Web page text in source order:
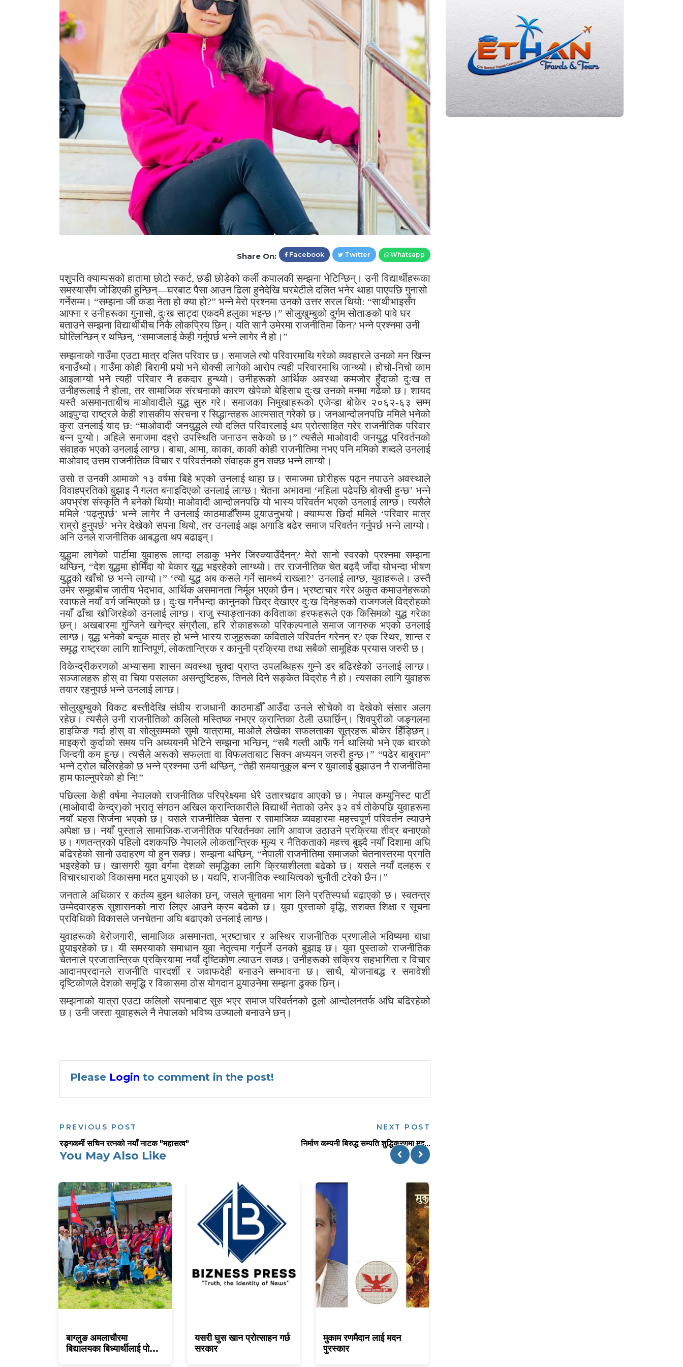
Share On: Facebook Twitter Whatsapp
पशुपति क्याम्पसको हातामा छोटो स्कर्ट, छडी छोडेको कर्ली कपालकी सम्झना भेटिन्छिन्। उनी विद्यार्थीहरूका
समस्यासँग जोडिएकी हुन्छिन्—घरबाट पैसा आउन ढिला हुनेदेखि घरबेटीले दलित भनेर थाहा पाएपछि गुनासो
गर्नेसम्म। “सम्झना जी कडा नेता हो क्या हो?” भन्ने मेरो प्रश्नमा उनको उत्तर सरल थियो: “साथीभाइसँग
आफ्ना र उनीहरूका गुनासो, दुःख साट्दा एकदमै हलुका भइन्छ।” सोलुखुम्बुको दुर्गम सोताङको पावे घर
बताउने सम्झना विद्यार्थीबीच निकै लोकप्रिय छिन्। यति सानै उमेरमा राजनीतिमा किन? भन्ने प्रश्नमा उनी
घोत्लिन्छिन् र थप्छिन्, “समाजलाई केही गर्नुपर्छ भन्ने लागेर नै हो।”
सम्झनाको गाउँमा एउटा मात्र दलित परिवार छ। समाजले त्यो परिवारमाथि गरेको व्यवहारले उनको मन खिन्न
बनाउँथ्यो। गाउँमा कोही बिरामी पर्‍यो भने बोक्सी लागेको आरोप त्यही परिवारमाथि जान्थ्यो। होचो-निचो काम
आइलाग्यो भने त्यही परिवार नै हकदार हुन्थ्यो। उनीहरूको आर्थिक अवस्था कमजोर हुँदाको दुःख त
उनीहरूलाई नै होला, तर सामाजिक संरचनाको कारण खेपेको बेहिसाब दुःख उनको मनमा गढेको छ। शायद
यस्तै असमानताबीच माओवादीले युद्ध सुरु गरे। समाजका निमुखाहरूको एजेन्डा बोकेर २०६२-६३ सम्म
आइपुग्दा राष्ट्रले केही शासकीय संरचना र सिद्धान्तहरू आत्मसात् गरेको छ। जनआन्दोलनपछि ममिले भनेको
कुरा उनलाई याद छ: “माओवादी जनयुद्धले त्यो दलित परिवारलाई थप प्रोत्साहित गरेर राजनीतिक परिवार
बन्न पुग्यो। अहिले समाजमा दह्रो उपस्थिति जनाउन सकेको छ।” त्यसैले माओवादी जनयुद्ध परिवर्तनको
संवाहक भएको उनलाई लाग्छ। बाबा, आमा, काका, काकी कोही राजनीतिमा नभए पनि ममिको शब्दले उनलाई
माओवाद उत्तम राजनीतिक विचार र परिवर्तनको संवाहक हुन सक्छ भन्ने लाग्यो।
उसो त उनकी आमाको १३ वर्षमा बिहे भएको उनलाई थाहा छ। समाजमा छोरीहरू पढ्न नपाउने अवस्थाले
विवाहप्रतिको बुझाइ नै गलत बनाइदिएको उनलाई लाग्छ। चेतना अभावमा ‘महिला पढेपछि बोक्सी हुन्छ’ भन्ने
अपभ्रंश संस्कृति नै बनेको थियो! माओवादी आन्दोलनपछि यो भास्य परिवर्तन भएको उनलाई लाग्छ। त्यसैले
ममिले ‘पढ्नुपर्छ’ भन्ने लागेर नै उनलाई काठमाडौँसम्म पुर्‍याउनुभयो। क्याम्पस छिर्दा ममिले ‘परिवार मात्र
राम्रो हुनुपर्छ’ भनेर देखेको सपना थियो, तर उनलाई अझ अगाडि बढेर समाज परिवर्तन गर्नुपर्छ भन्ने लाग्यो।
अनि उनले राजनीतिक आबद्धता थप बढाइन्।
युद्धमा लागेको पार्टीमा युवाहरू लाग्दा लडाकु भनेर जिस्क्याउँदैनन्? मेरो सानो स्वरको प्रश्नमा सम्झना
थप्छिन्, “देश युद्धमा होमिँदा यो बेकार युद्ध भइरहेको लाग्थ्यो। तर राजनीतिक चेत बढ्दै जाँदा योभन्दा भीषण
युद्धको खाँचो छ भन्ने लाग्यो।” ‘त्यो युद्ध अब कसले गर्ने सामर्थ्य राख्ला?’ उनलाई लाग्छ, युवाहरूले। उस्तै
उमेर समूहबीच जातीय भेदभाव, आर्थिक असमानता निर्मूल भएको छैन। भ्रष्टाचार गरेर अकुत कमाउनेहरूको
रवाफले नयाँ वर्ग जन्मिएको छ। दुःख गर्नेभन्दा कानुनको छिद्र देखाएर दुःख दिनेहरूको राजगजले विद्रोहको
नयाँ ढाँचा खोजिरहेको उनलाई लाग्छ। राजु स्याङ्तानका कविताका हरफहरूले एक किसिमको युद्ध गरेका
छन्। अखबारमा गुन्जिने खगेन्द्र संग्रौला, हरि रोकाहरूको परिकल्पनाले समाज जागरुक भएको उनलाई
लाग्छ। युद्ध भनेको बन्दुक मात्र हो भन्ने भास्य राजुहरूका कविताले परिवर्तन गरेनन् र? एक स्थिर, शान्त र
समृद्ध राष्ट्रका लागि शान्तिपूर्ण, लोकतान्त्रिक र कानुनी प्रक्रिया तथा सबैको सामूहिक प्रयास जरुरी छ।
विकेन्द्रीकरणको अभ्यासमा शासन व्यवस्था चुक्दा प्राप्त उपलब्धिहरू गुम्ने डर बढिरहेको उनलाई लाग्छ।
सञ्जालहरू होस् वा चिया पसलका असन्तुष्टिहरू, तिनले दिने सङ्केत विद्रोह नै हो। त्यसका लागि युवाहरू
तयार रहनुपर्छ भन्ने उनलाई लाग्छ।
सोलुखुम्बुको विकट बस्तीदेखि संघीय राजधानी काठमाडौँ आउँदा उनले सोचेको वा देखेको संसार अलग
रहेछ। त्यसैले उनी राजनीतिको कलिलो मस्तिष्क नभएर क्रान्तिका ठेली उघार्छिन्। शिवपुरीको जङ्गलमा
हाइकिङ गर्दा होस् वा सोलुसम्मको सुमो यात्रामा, माओले लेखेका सफलताका सूत्रहरू बोकेर हिँड्छिन्।
माइक्रो कुर्दाको समय पनि अध्ययनमै भेटिने सम्झना भन्छिन्, “सबै गल्ती आफैं गर्न थालियो भने एक बारको
जिन्दगी कम हुन्छ। त्यसैले अरूको सफलता वा विफलताबाट सिक्न अध्ययन जरुरी हुन्छ।” “पढेर बाबुराम”
भन्ने ट्रोल चलिरहेको छ भन्ने प्रश्नमा उनी थप्छिन्, “तेही समयानुकूल बन्न र युवालाई बुझाउन नै राजनीतिमा
हाम फाल्नुपरेको हो नि!”
पछिल्ला केही वर्षमा नेपालको राजनीतिक परिप्रेक्ष्यमा धेरै उतारचढाव आएको छ। नेपाल कम्युनिस्ट पार्टी
(माओवादी केन्द्र)को भ्रातृ संगठन अखिल क्रान्तिकारीले विद्यार्थी नेताको उमेर ३२ वर्ष तोकेपछि युवाहरूमा
नयाँ बहस सिर्जना भएको छ। यसले राजनीतिक चेतना र सामाजिक व्यवहारमा महत्त्वपूर्ण परिवर्तन ल्याउने
अपेक्षा छ। नयाँ पुस्ताले सामाजिक-राजनीतिक परिवर्तनका लागि आवाज उठाउने प्रक्रिया तीव्र बनाएको
छ। गणतन्त्रको पहिलो दशकपछि नेपालले लोकतान्त्रिक मूल्य र नैतिकताको महत्त्व बुझ्दै नयाँ दिशामा अघि
बढिरहेको सानो उदाहरण यो हुन सक्छ। सम्झना थप्छिन्, “नेपाली राजनीतिमा समाजको चेतनास्तरमा प्रगति
भइरहेको छ। खासगरी युवा वर्गमा देशको समृद्धिका लागि क्रियाशीलता बढेको छ। यसले नयाँ दलहरू र
विचारधाराको विकासमा मद्दत पुर्‍याएको छ। यद्यपि, राजनीतिक स्थायित्वको चुनौती टरेको छैन।”
जनताले अधिकार र कर्तव्य बुझ्न थालेका छन्, जसले चुनावमा भाग लिने प्रतिस्पर्धा बढाएको छ। स्वतन्त्र
उम्मेदवारहरू सुशासनको नारा लिएर आउने क्रम बढेको छ। युवा पुस्ताको वृद्धि, सशक्त शिक्षा र सूचना
प्रविधिको विकासले जनचेतना अघि बढाएको उनलाई लाग्छ।
युवाहरूको बेरोजगारी, सामाजिक असमानता, भ्रष्टाचार र अस्थिर राजनीतिक प्रणालीले भविष्यमा बाधा
पुर्‍याइरहेको छ। यी समस्याको समाधान युवा नेतृत्वमा गर्नुपर्ने उनको बुझाइ छ। युवा पुस्ताको राजनीतिक
चेतनाले प्रजातान्त्रिक प्रक्रियामा नयाँ दृष्टिकोण ल्याउन सक्छ। उनीहरूको सक्रिय सहभागिता र विचार
आदानप्रदानले राजनीति पारदर्शी र जवाफदेही बनाउने सम्भावना छ। साथै, योजनाबद्ध र समावेशी
दृष्टिकोणले देशको समृद्धि र विकासमा ठोस योगदान पुर्‍याउनेमा सम्झना ढुक्क छिन्।
सम्झनाको यात्रा एउटा कलिलो सपनाबाट सुरु भएर समाज परिवर्तनको ठूलो आन्दोलनतर्फ अघि बढिरहेको
छ। उनी जस्ता युवाहरूले नै नेपालको भविष्य उज्यालो बनाउने छन्।
Please Login to comment in the post!
PREVIOUS POST
रङ्गकर्मी सचिन रत्नको नयाँ नाटक "महासत्व"
NEXT POST
निर्माण कम्पनी बिरुद्ध सम्पति शुद्धिकरणमा मुद...
You May Also Like
बाग्लुङ अमलाचौरमा
बिद्यालयका बिध्यार्थीलाई पो...
यसरी घुस खान प्रोत्साहन गर्छ
सरकार
मुकाम रणमैदान लाई मदन
पुरस्कार